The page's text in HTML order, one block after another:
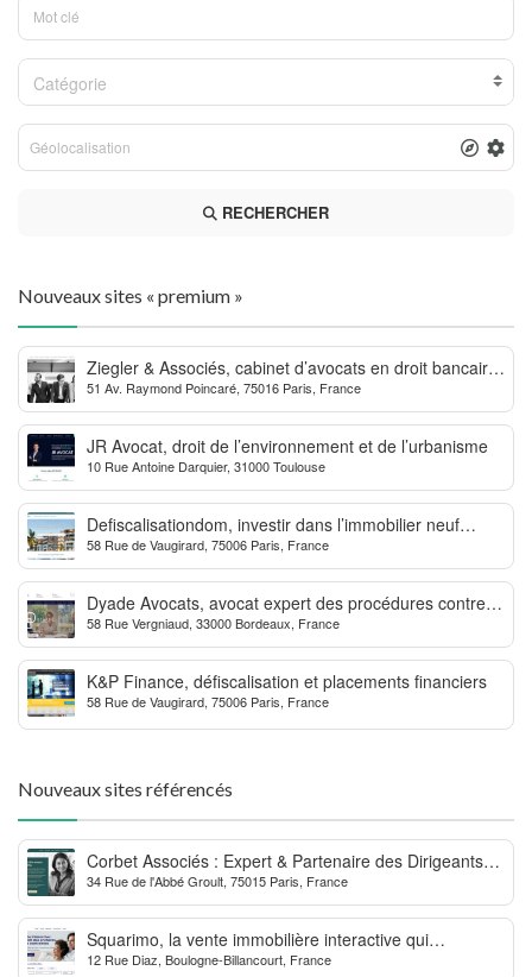
Catégorie
RECHERCHER
Nouveaux sites « premium »
Ziegler & Associés, cabinet d’avocats en droit bancaire,
cryptomonnaie et escroqueries financières
51 Av. Raymond Poincaré, 75016 Paris, France
JR Avocat, droit de l’environnement et de l’urbanisme
10 Rue Antoine Darquier, 31000 Toulouse
Defiscalisationdom, investir dans l’immobilier neuf
Outre-mer
58 Rue de Vaugirard, 75006 Paris, France
Dyade Avocats, avocat expert des procédures contre la
MDPH
58 Rue Vergniaud, 33000 Bordeaux, France
K&P Finance, défiscalisation et placements financiers
58 Rue de Vaugirard, 75006 Paris, France
Nouveaux sites référencés
Corbet Associés : Expert & Partenaire des Dirigeants
d’Entreprise
34 Rue de l'Abbé Groult, 75015 Paris, France
Squarimo, la vente immobilière interactive qui
dynamise les transactions
12 Rue Diaz, Boulogne-Billancourt, France